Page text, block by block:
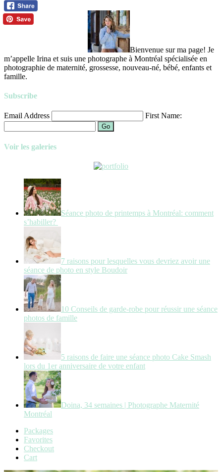
Bienvenue sur ma page! Je
m’appelle Irina et suis une photographe à Montréal spécialisée en
photographie de maternité, grossesse, nouveau-né, bébé, enfants et
famille.
Subscribe
Email Address First Name:
Go
Voir les galeries
Séance photo de printemps à Montréal: comment
s’habiller?
7 raisons pour lesquelles vous devriez avoir une
séance de photo en style Boudoir
10 Conseils de garde-robe pour réussir une séance
photos de famille
5 raisons de faire une séance photo Cake Smash
lors du 1er anniversaire de votre enfant
Doina, 34 semaines | Photographe Maternité
Montréal
Packages
Favorites
Checkout
Cart